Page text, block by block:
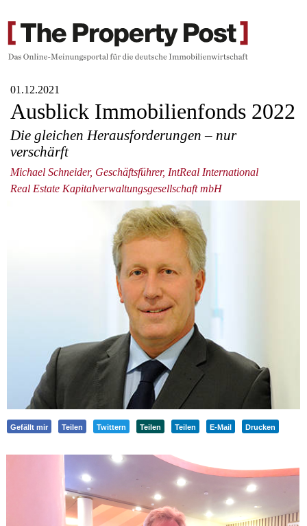
01.12.2021
Ausblick Immobilienfonds 2022
Die gleichen Herausforderungen – nur
verschärft
Michael Schneider, Geschäftsführer, IntReal International
Real Estate Kapitalverwaltungsgesellschaft mbH
Gefällt mir Teilen Twittern Teilen Teilen E-Mail Drucken